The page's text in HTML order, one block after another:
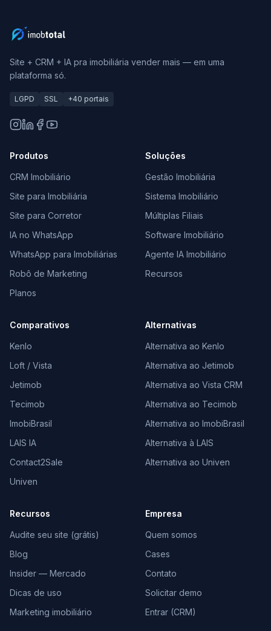
Site + CRM + IA pra imobiliária vender mais — em uma
plataforma só.
LGPD SSL +40 portais
Produtos
CRM Imobiliário
Site para Imobiliária
Site para Corretor
IA no WhatsApp
WhatsApp para Imobiliárias
Robô de Marketing
Planos
Soluções
Gestão Imobiliária
Sistema Imobiliário
Múltiplas Filiais
Software Imobiliário
Agente IA Imobiliário
Recursos
Comparativos
Kenlo
Loft / Vista
Jetimob
Tecimob
ImobiBrasil
LAIS IA
Contact2Sale
Univen
Alternativas
Alternativa ao Kenlo
Alternativa ao Jetimob
Alternativa ao Vista CRM
Alternativa ao Tecimob
Alternativa ao ImobiBrasil
Alternativa à LAIS
Alternativa ao Univen
Recursos
Audite seu site (grátis)
Blog
Insider — Mercado
Dicas de uso
Marketing imobiliário
Empresa
Quem somos
Cases
Contato
Solicitar demo
Entrar (CRM)